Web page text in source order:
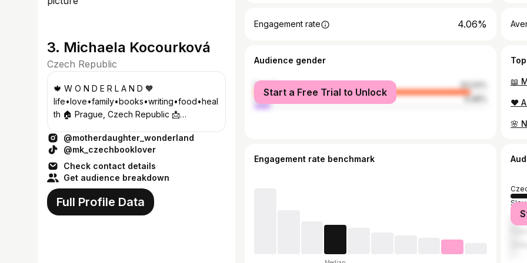
3. Michaela Kocourková
Czech Republic
🍁 W O N D E R L A N D 🧡
life•love•family•books•writing•food•heal
th 🏠 Prague, Czech Republic 📩
@motherdaughter_wonderland
@mk_czechbooklover
Check contact details
Get audience breakdown
Full Profile Data
Engagement rate 4.06%
Audience gender
female
93.02%
male
6.98%
Start a Free Trial to Unlock
Engagement rate benchmark